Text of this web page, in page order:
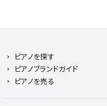
ピアノを探す
ピアノブランドガイド
ピアノを売る